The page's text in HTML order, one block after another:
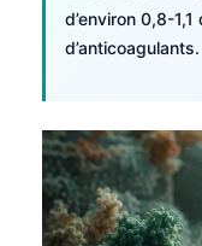
d’environ 0,8-
d’anticoagulants.